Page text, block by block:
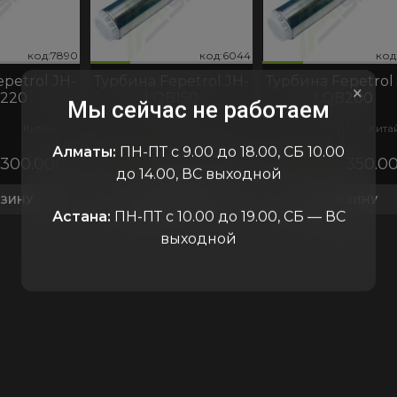
код:7890 код:7890
JH-
300.000
код:6044 код:6044
LQB150
В наличии 300.000
код:6769 код:6769
Турбина Fepetrol
LQB200
В наличии
В КОРЗИНУ
код:6047
×
Мы сейчас не работаем
Алматы: ПН-ПТ с 9.00 до 18.00, СБ 10.00
до 14.00, ВС выходной
Астана: ПН-ПТ с 10.00 до 19.00, СБ — ВС
выходной